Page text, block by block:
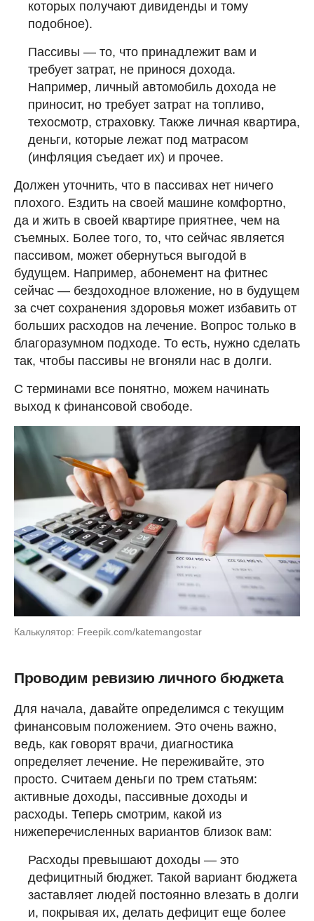
которых получают дивиденды и тому
подобное).
Пассивы — то, что принадлежит вам и
требует затрат, не принося дохода.
Например, личный автомобиль дохода не
приносит, но требует затрат на топливо,
техосмотр, страховку. Также личная квартира,
деньги, которые лежат под матрасом
(инфляция съедает их) и прочее.
Должен уточнить, что в пассивах нет ничего
плохого. Ездить на своей машине комфортно,
да и жить в своей квартире приятнее, чем на
съемных. Более того, то, что сейчас является
пассивом, может обернуться выгодой в
будущем. Например, абонемент на фитнес
сейчас — бездоходное вложение, но в будущем
за счет сохранения здоровья может избавить от
больших расходов на лечение. Вопрос только в
благоразумном подходе. То есть, нужно сделать
так, чтобы пассивы не вгоняли нас в долги.
С терминами все понятно, можем начинать
выход к финансовой свободе.
Калькулятор: Freepik.com/katemangostar
Проводим ревизию личного бюджета
Для начала, давайте определимся с текущим
финансовым положением. Это очень важно,
ведь, как говорят врачи, диагностика
определяет лечение. Не переживайте, это
просто. Считаем деньги по трем статьям:
активные доходы, пассивные доходы и
расходы. Теперь смотрим, какой из
нижеперечисленных вариантов близок вам:
Расходы превышают доходы — это
дефицитный бюджет. Такой вариант бюджета
заставляет людей постоянно влезать в долги
и, покрывая их, делать дефицит еще более